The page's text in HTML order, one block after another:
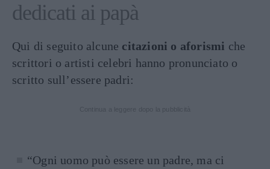
dedicati ai papà
Qui di seguito alcune citazioni o aforismi che
scrittori o artisti celebri hanno pronunciato o
scritto sull’essere padri:
“Ogni uomo può essere un padre, ma ci